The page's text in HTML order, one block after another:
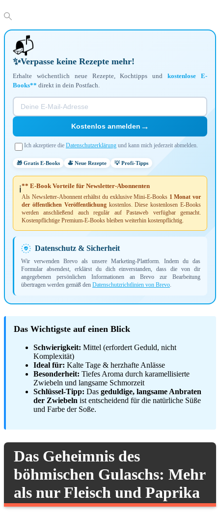
📬
✨Verpasse keine Rezepte mehr!
Erhalte wöchentlich neue Rezepte, Kochtipps undkostenlose E-
Books** direkt in dein Postfach.
Kostenlos anmelden →
Ich akzeptiere die Datenschutzerklärung und kann mich jederzeit abmelden.
🎁 Gratis E-Books 🍝 Neue Rezepte 💡 Profi-Tipps
ℹ️** E-Book Vorteile für Newsletter-Abonnenten
Als Newsletter-Abonnent erhältst du exklusive Mini-E-Books 1 Monat vor
der öffentlichen Veröffentlichungkostenlos. Diese kostenlosen E-Books
werden anschließend auch regulär auf Pastaweb verfügbar gemacht.
Kostenpflichtige Premium-E-Books bleiben weiterhin kostenpflichtig.
Datenschutz & Sicherheit
Wir verwenden Brevo als unsere Marketing-Plattform. Indem du das
Formular absendest, erklärst du dich einverstanden, dass die von dir
angegebenen persönlichen Informationen an Brevo zur Bearbeitung
übertragen werden gemäß den Datenschutzrichtlinien von Brevo
Das Wichtigste auf einen Blick
Schwierigkeit: Mittel (erfordert Geduld, nicht
Komplexität)
Ideal für: Kalte Tage & herzhafte Anlässe
Besonderheit: Tiefes Aroma durch karamellisierte
Zwiebeln und langsame Schmorzeit
Schlüssel-Tipp: Das geduldige, langsame Anbraten
der Zwiebeln ist entscheidend für die natürliche Süße
und Farbe der Soße.
Das Geheimnis des
böhmischen Gulaschs: Mehr
als nur Fleisch und Paprika